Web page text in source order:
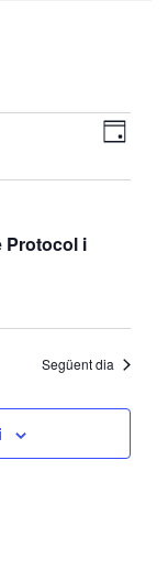
Vistes
Dia
Protocol i
Següent dia